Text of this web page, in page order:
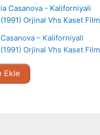
– Kaliforniyali
Orjinal Vhs Kaset Film
Ekle